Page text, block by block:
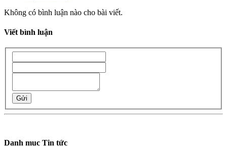
Không có bình luận nào cho bài viết.
Viết bình luận
Gửi
Danh mục Tin tức